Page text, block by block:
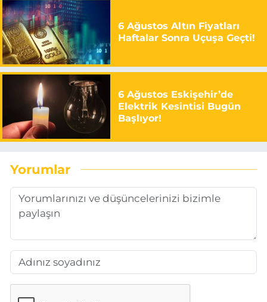
6 Ağustos Altın Fiyatları
Haftalar Sonra Uçuşa Geçti!
6 Ağustos Eskişehir’de
Elektrik Kesintisi Bugün
Başlıyor!
Yorumlar